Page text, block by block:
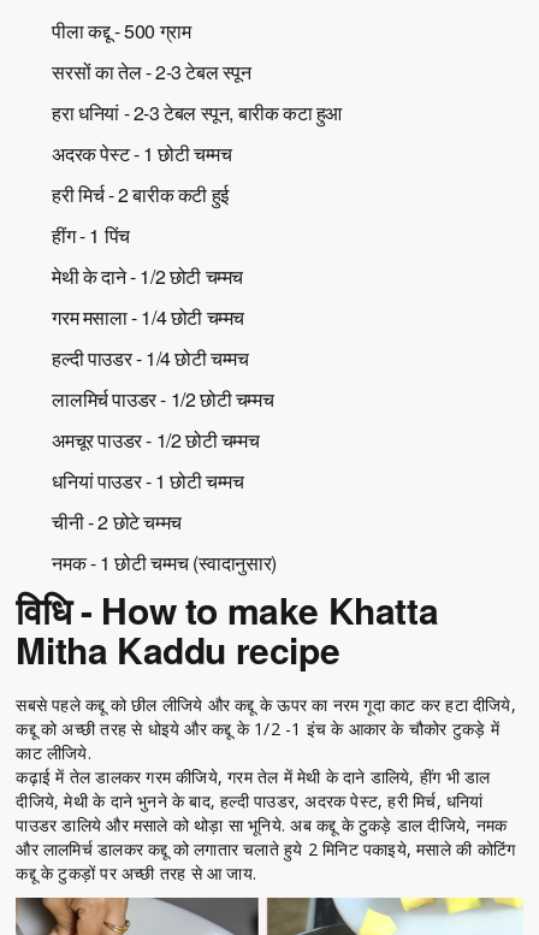
पीला कद्दू - 500 ग्राम
सरसों का तेल - 2-3 टेबल स्पून
हरा धनियां - 2-3 टेबल स्पून, बारीक कटा हुआ
अदरक पेस्ट - 1 छोटी चम्मच
हरी मिर्च - 2 बारीक कटी हुई
हींग - 1 पिंच
मेथी के दाने - 1/2 छोटी चम्मच
गरम मसाला - 1/4 छोटी चम्मच
हल्दी पाउडर - 1/4 छोटी चम्मच
लालमिर्च पाउडर - 1/2 छोटी चम्मच
अमचूर पाउडर - 1/2 छोटी चम्मच
धनियां पाउडर - 1 छोटी चम्मच
चीनी - 2 छोटे चम्मच
नमक - 1 छोटी चम्मच (स्वादानुसार)
विधि - How to make Khatta
Mitha Kaddu recipe
सबसे पहले कद्दू को छील लीजिये और कद्दू के ऊपर का नरम गूदा काट कर हटा दीजिये,
कद्दू को अच्छी तरह से धोइये और कद्दू के 1/2 -1 इंच के आकार के चौकोर टुकड़े में
काट लीजिये.
कढ़ाई में तेल डालकर गरम कीजिये, गरम तेल में मेथी के दाने डालिये, हींग भी डाल
दीजिये, मेथी के दाने भुनने के बाद, हल्दी पाउडर, अदरक पेस्ट, हरी मिर्च, धनियां
पाउडर डालिये और मसाले को थोड़ा सा भूनिये. अब कद्दू के टुकड़े डाल दीजिये, नमक
और लालमिर्च डालकर कद्दू को लगातार चलाते हुये 2 मिनिट पकाइये, मसाले की कोटिंग
कद्दू के टुकड़ों पर अच्छी तरह से आ जाय.